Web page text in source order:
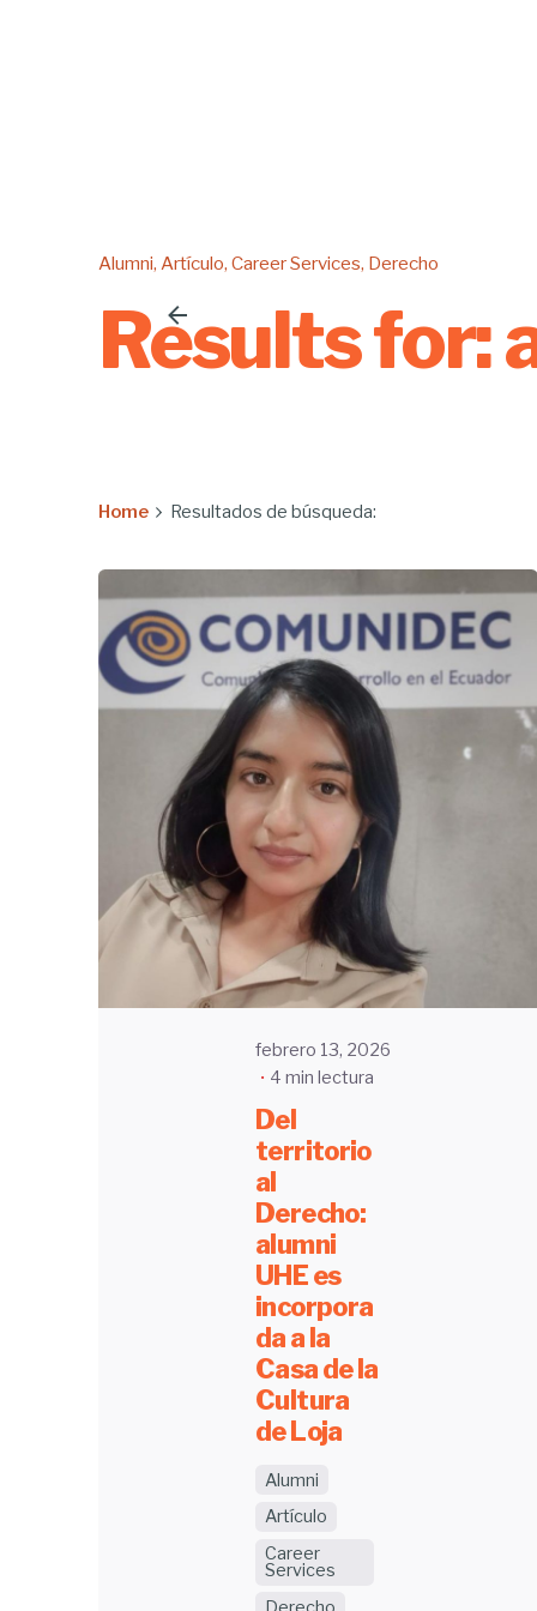
Alumni Artículo Career Services Derecho
Results for:
Home Resultados de búsqueda:
Enviado por
Community
febrero 13, 2026
4 min lectura
Del
territorio
al
Derecho:
alumni
UHE es
incorpora
da a la
Casa de la
Cultura
de Loja
Alumni
Artículo
Career
Services